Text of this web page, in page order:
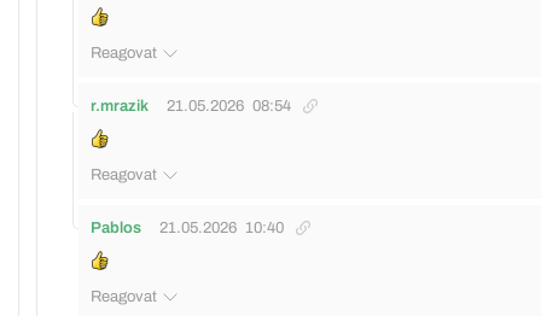
Reagovat
r.mrazik 21.05.2026 08:54
Reagovat
Pablos 21.05.2026 10:40
Reagovat